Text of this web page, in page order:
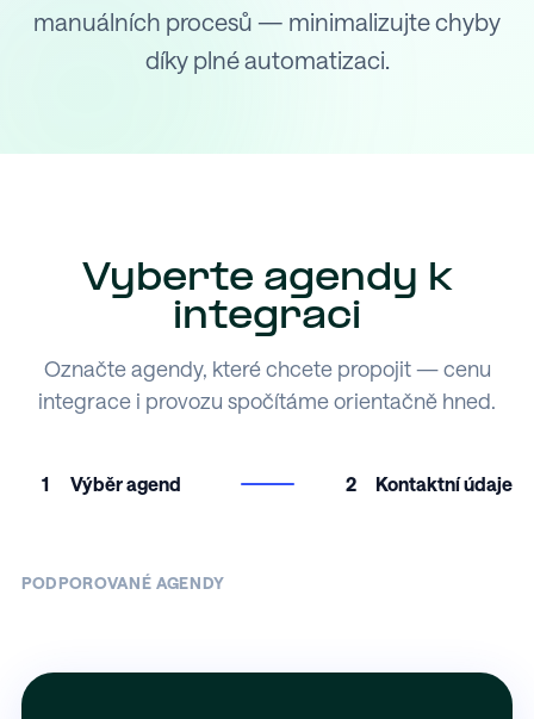
manuálních procesů — minimalizujte chyby
díky plné automatizaci.
Vyberte agendy k
integraci
Označte agendy, které chcete propojit — cenu
integrace i provozu spočítáme orientačně hned.
1 Výběr agend 2 Kontaktní údaje
PODPOROVANÉ AGENDY